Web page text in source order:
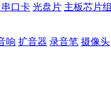
口卡 光盘片 主板芯片组
响 扩音器 录音笔 摄像头